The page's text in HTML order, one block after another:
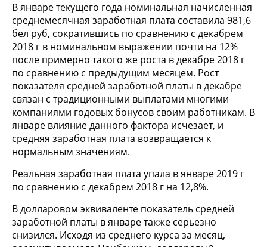
В январе текущего года номинальная начисленная
среднемесячная заработная плата составила 981,6
бел руб, сократившись по сравнению с декабрем
2018 г в номинальном выражении почти на 12%
после примерно такого же роста в декабре 2018 г
по сравнению с предыдущим месяцем. Рост
показателя средней заработной платы в декабре
связан с традиционными выплатами многими
компаниями годовых бонусов своим работникам. В
январе влияние данного фактора исчезает, и
средняя заработная плата возвращается к
нормальным значениям.
Реальная заработная плата упала в январе 2019 г
по сравнению с декабрем 2018 г на 12,8%.
В долларовом эквиваленте показатель средней
заработной платы в январе также серьезно
снизился. Исходя из среднего курса за месяц,